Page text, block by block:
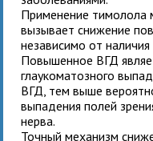
Применение тимолола
вызывает снижение
независимо от
Повышенное ВГД
глаукоматозного
ВГД, тем выше
выпадения полей
нерва.
Точный механизм